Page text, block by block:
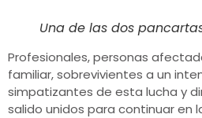
Una de las dos
Profesionales, personas
familiar, sobrevivientes a un
simpatizantes de esta lucha y
salido unidos para continuar en